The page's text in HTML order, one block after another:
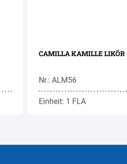
CAMILLA KAMILLE LIKÖR
Nr.: ALM56
Einheit: 1 FLA